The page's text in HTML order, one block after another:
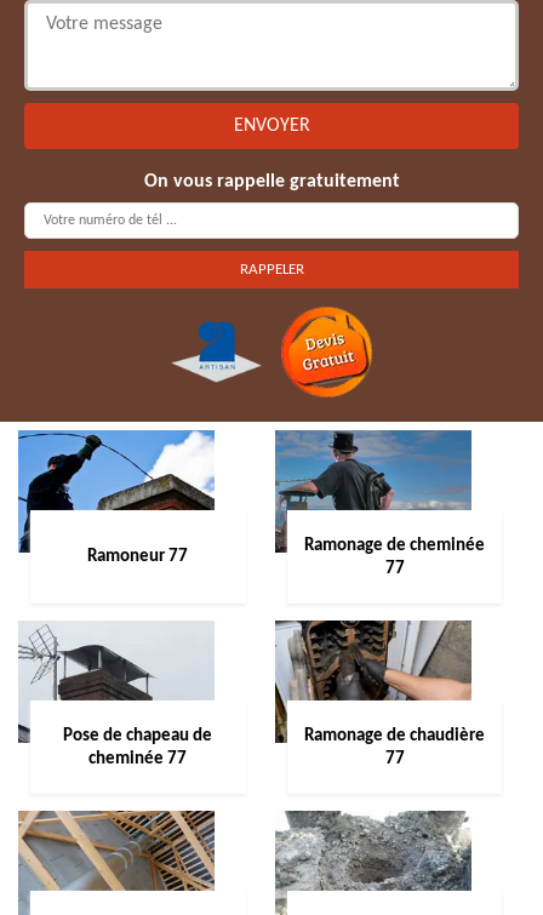
On vous rappelle gratuitement
Ramoneur 77
Ramonage de cheminée
77
Pose de chapeau de
cheminée 77
Ramonage de chaudière
77